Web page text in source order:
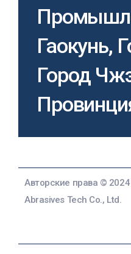
Гаокунь,
Город
Авторские права ©
Abrasives Tech Co., Ltd.